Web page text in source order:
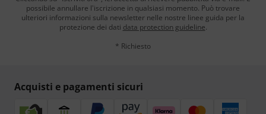
possibile annullare l'iscrizione in qualsiasi momento. Può trovare
ulteriori informazioni sulla newsletter nelle nostre linee guida per la
protezione dei dati data protection guideline.
* Richiesto
Acquisti e pagamenti sicuri